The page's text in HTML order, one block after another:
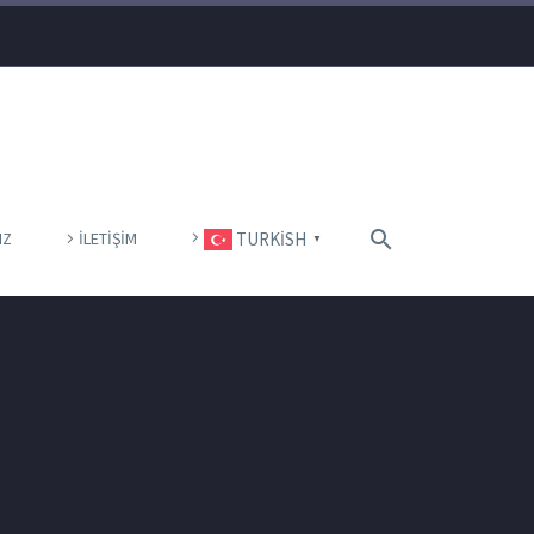
İLETIŞIM TURKISH ▼